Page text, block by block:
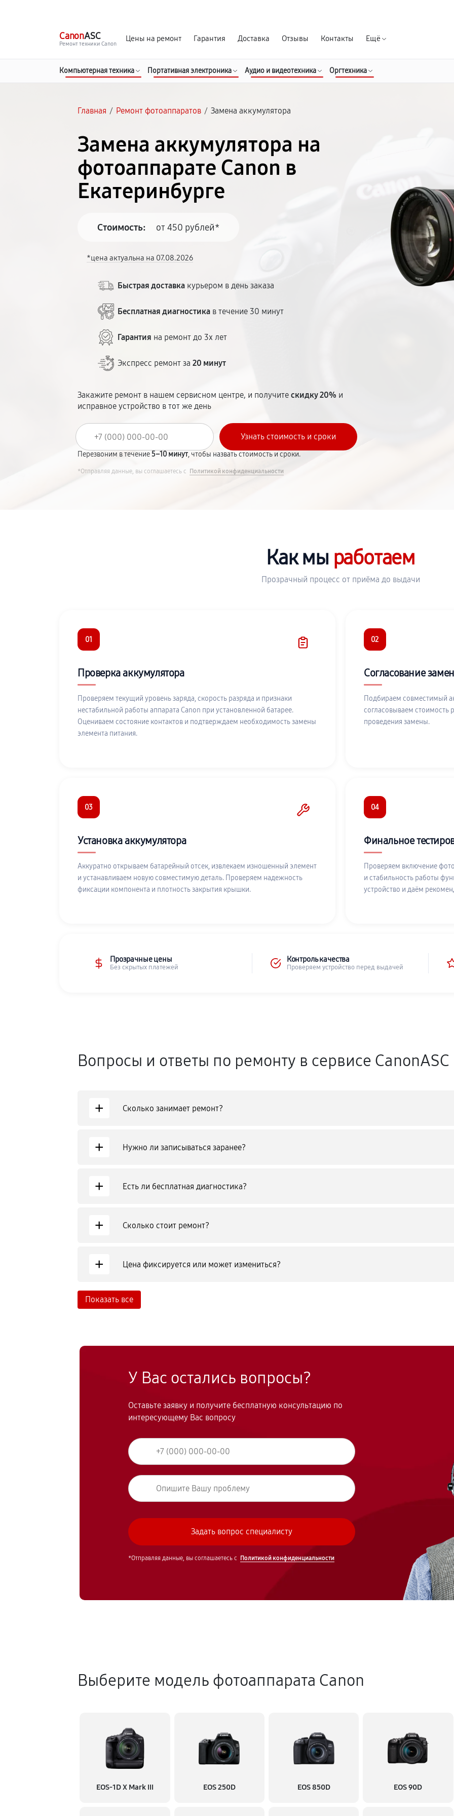
CanonASC
Ремонт техники Canon
Цены на ремонт Гарантия Доставка Отзывы Контакты Ещё
Компьютерная техника Портативная электроника Аудио и видеотехника Оргтехника
Главная / Ремонт фотоаппаратов / Замена аккумулятора
Замена аккумулятора на
фотоаппарате Canon в
Екатеринбурге
Стоимость: от 450 рублей*
*цена актуальна на 07.08.2026
Быстрая доставка курьером в день заказа
Бесплатная диагностика в течение 30 минут
Гарантия на ремонт до 3х лет
Экспресс ремонт за20 минут
Закажите ремонт в нашем сервисном центре, и получитескидку 20% и
исправное устройство в тот же день
Перезвоним в течение5–10 минут, чтобы назвать стоимость и сроки.
*Отправляя данные, вы соглашаетесь с Политикой конфиденциальности
Как мы работаем
Прозрачный процесс от приёма до выдачи
01
Проверка аккумулятора
Проверяем текущий уровень заряда, скорость разряда и признаки
нестабильной работы аппарата Canon при установленной батарее.
Оцениваем состояние контактов и подтверждаем необходимость замены
элемента питания.
02
Согласование
Подбираем совместимый
согласовываем стоимость
проведения замены.
03
Установка аккумулятора
Аккуратно открываем батарейный отсек, извлекаем изношенный элемент
и устанавливаем новую совместимую деталь. Проверяем надежность
фиксации компонента и плотность закрытия крышки.
04
Финальное
Проверяем включение
и стабильность работы
устройство и даём
Прозрачные цены
Без скрытых платежей
Контроль качества
Проверяем устройство перед выдачей
Вопросы и ответы по ремонту в сервисе CanonASC
+ Сколько занимает ремонт?
+ Нужно ли записываться заранее?
+ Есть ли бесплатная диагностика?
+ Сколько стоит ремонт?
+ Цена фиксируется или может измениться?
Показать все
У Вас остались вопросы?
Оставьте заявку и получите бесплатную консультацию по
интересующему Вас вопросу
*Отправляя данные, вы соглашаетесь с Политикой конфиденциальности
Выберите модель фотоаппарата Canon
EOS‑1D X Mark III EOS 250D EOS 850D EOS 90D